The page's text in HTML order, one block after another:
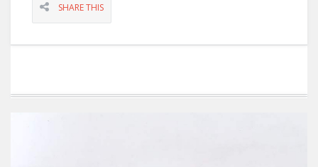
SHARE THIS